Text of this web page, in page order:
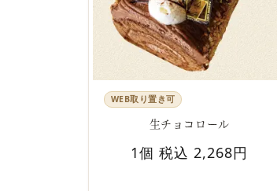
WEB取り置き可
生チョコロール
1個 税込 2,268円